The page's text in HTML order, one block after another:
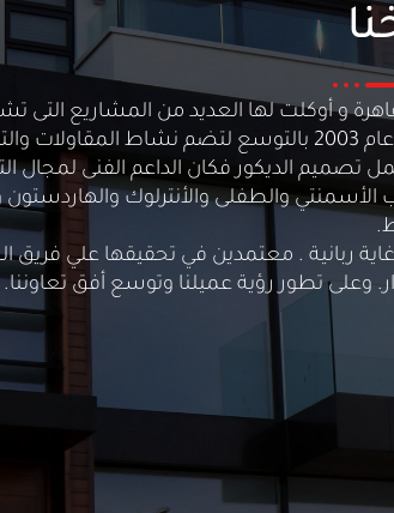
الهندسية في 1999 بمدينة القاهرة و أوكلت لها العديد من المشاريع
نجاح الشركة منذ ذلك الحين إلى الآن . وقد قامت شركة رتاچ عام 2003 بالتوسع لتضم
تصميم الديكور فكان الداعم الفنى لمجال
الطوب الأسمنتي والطفلى والأنترلوك
ربانية . معتمدين في تحقيقها علي فريق
وعلى تطور رؤية عميلنا وتوسع أفق تعاوننا.